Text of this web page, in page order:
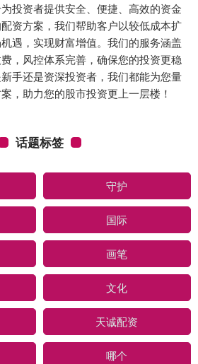
投资者提供安全、便捷、高效的资金
资方案，我们帮助客户以较低成本扩
遇，实现财富增值。我们的服务涵盖
，风控体系完善，确保您的投资更稳
手还是资深投资者，我们都能为您量
，助力您的股市投资更上一层楼！
话题标签
守护
国际
画笔
文化
天诚配资
哪个